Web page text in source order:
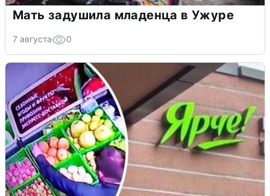
Мать задушила младенца в Ужуре
7 августа 0